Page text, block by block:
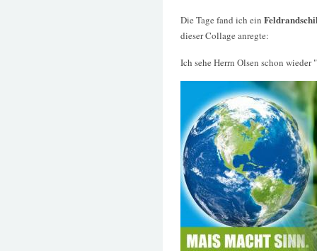
Die Tage fand ich ein
dieser Collage anregte:
Ich sehe Herrn Olsen schon wieder